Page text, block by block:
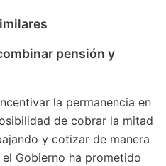
pensión y
la permanencia en
de cobrar la mitad
y cotizar de manera
Gobierno ha prometido